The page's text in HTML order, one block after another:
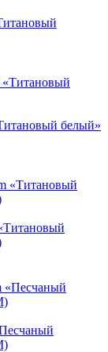
белый»